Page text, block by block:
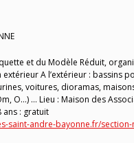
et du Modèle Réduit,
extérieur A l’extérieur : bassins
voitures, dioramas,
O…) … Lieu : Maison des
ans : gratuit
saint-andre-bayonne.fr/